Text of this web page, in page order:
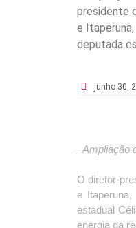
presidente
e
deputada
junho 30,
O diretor-
e
estadual
energia da